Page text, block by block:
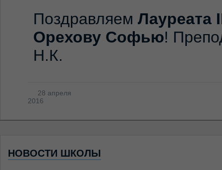
Поздравляем Лауреата
Орехову Софью!
Н.К.
28 апреля
2016
НОВОСТИ ШКОЛЫ